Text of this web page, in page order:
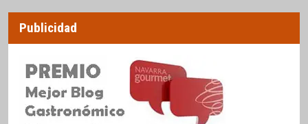
Publicidad